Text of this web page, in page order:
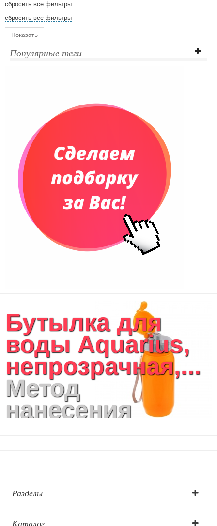
сбросить все фильтры
сбросить все фильтры
Показать
Популярные теги
Бутылка для
воды Aquarius,
непрозрачная,...
Метод
нанесения
Разделы
Каталог